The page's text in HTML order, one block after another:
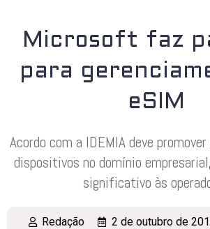
Microsoft faz
para
eSIM
Acordo com a IDEMIA deve
dispositivos no domínio
significativo às
Redação 2 de outubro de